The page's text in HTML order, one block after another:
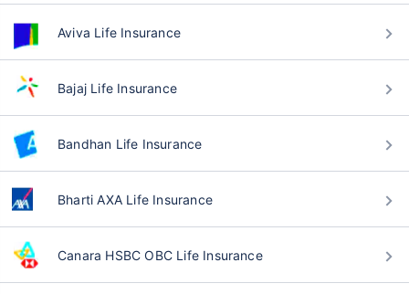
Aviva Life Insurance
Bajaj Life Insurance
Bandhan Life Insurance
Bharti AXA Life Insurance
Canara HSBC OBC Life Insurance
परिणाम करते
24 वर्षे 34 वर्षे